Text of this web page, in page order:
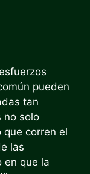
pueden
tan
no solo
que corren el
las
en que la